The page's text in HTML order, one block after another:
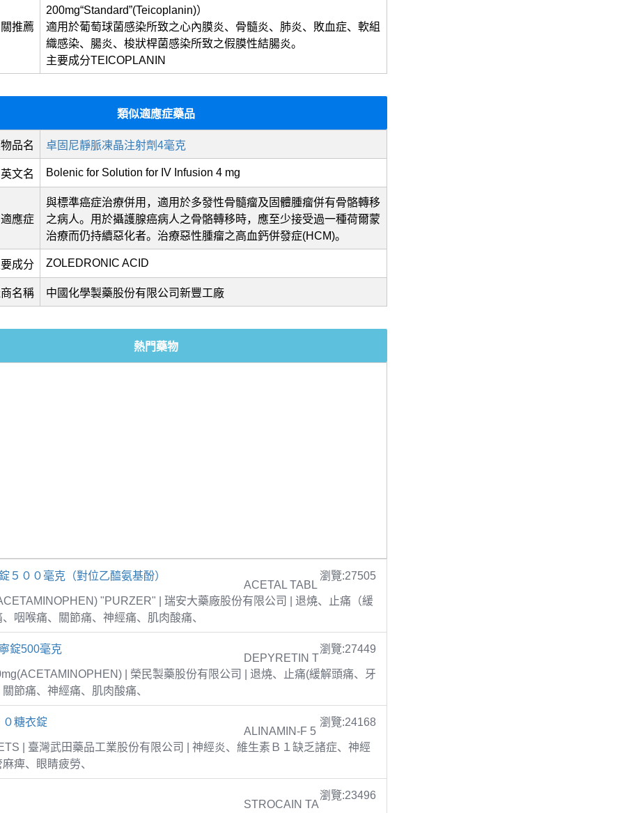
推薦
200mg“Standard”(Teicoplanin)）
適用於葡萄球菌感染所致之心內膜炎、骨髓炎、肺炎、敗血症、軟組
織感染、腸炎、梭狀桿菌感染所致之假膜性結腸炎。
主要成分TEICOPLANIN
類似適應症藥品
品名 卓固尼靜脈凍晶注射劑4毫克
英文名 Bolenic for Solution for IV Infusion 4 mg
適應症
與標準癌症治療併用，適用於多發性骨髓瘤及固體腫瘤併有骨骼轉移
之病人。用於攝護腺癌病人之骨骼轉移時，應至少接受過一種荷爾蒙
治療而仍持續惡化者。治療惡性腫瘤之高血鈣併發症(HCM)。
成分 ZOLEDRONIC ACID
名稱 中國化學製藥股份有限公司新豐工廠
熱門藥物
５００毫克（對位乙醯氨基酚） 瀏覽:27505
ACETAL TABL
"PURZER" | 瑞安大藥廠股份有限公司 | 退燒、止痛（緩
咽喉痛、關節痛、神經痛、肌肉酸痛、
錠500毫克 瀏覽:27449
DEPYRETIN T
| 榮民製藥股份有限公司 | 退燒、止痛(緩解頭痛、牙
節痛、神經痛、肌肉酸痛、
糖衣錠 瀏覽:24168
ALINAMIN-F 5
| 臺灣武田藥品工業股份有限公司 | 神經炎、維生素Ｂ１缺乏諸症、神經
痺、眼睛疲勞、
瀏覽:23496
STROCAIN TA